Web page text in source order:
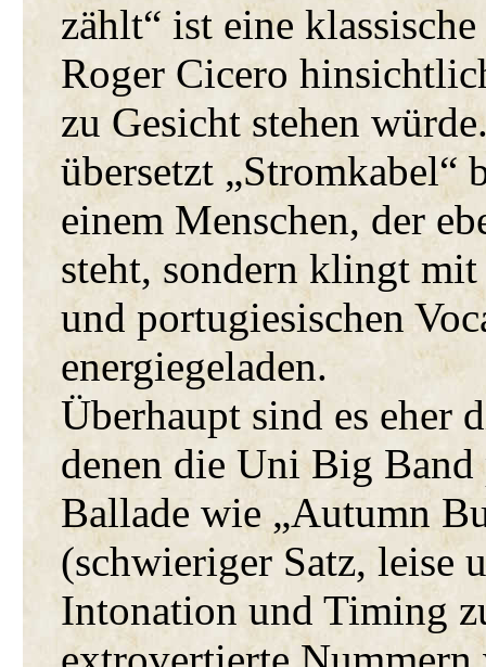
zählt“ ist eine
Roger Cicero
zu Gesicht stehen
übersetzt „Stromkabel“
einem Menschen, der
steht, sondern klingt
und portugiesischen
energiegeladen.
Überhaupt sind es
denen die Uni Big
Ballade wie „Autumn
(schwieriger Satz, leise
Intonation und Timing